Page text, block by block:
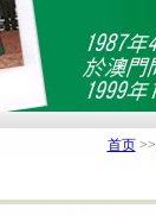
首页>>